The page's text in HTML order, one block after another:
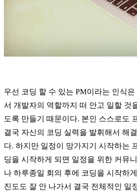
우선 코딩 할 수 있는 PM이라는 인식은
서 개발자의 역할까지 떠 안고 일할 것
도록 만들기 때문이다. 본인 스스로도
결국 자신의 코딩 실력을 발휘해서 해
다. 하지만 일정이 망가지기 시작하는
딩을 시작하게 되면 일정을 위한 커뮤
나 하루종일 회의 후에 코딩을 시작하
진도도 잘 안 나가서 결국 전체적인 일